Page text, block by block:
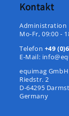
Kontakt
Administration
Mo-Fr, 09:00 -
Telefon +49
E-Mail:
equimag GmbH
Riedstr. 2
D-64295
Germany